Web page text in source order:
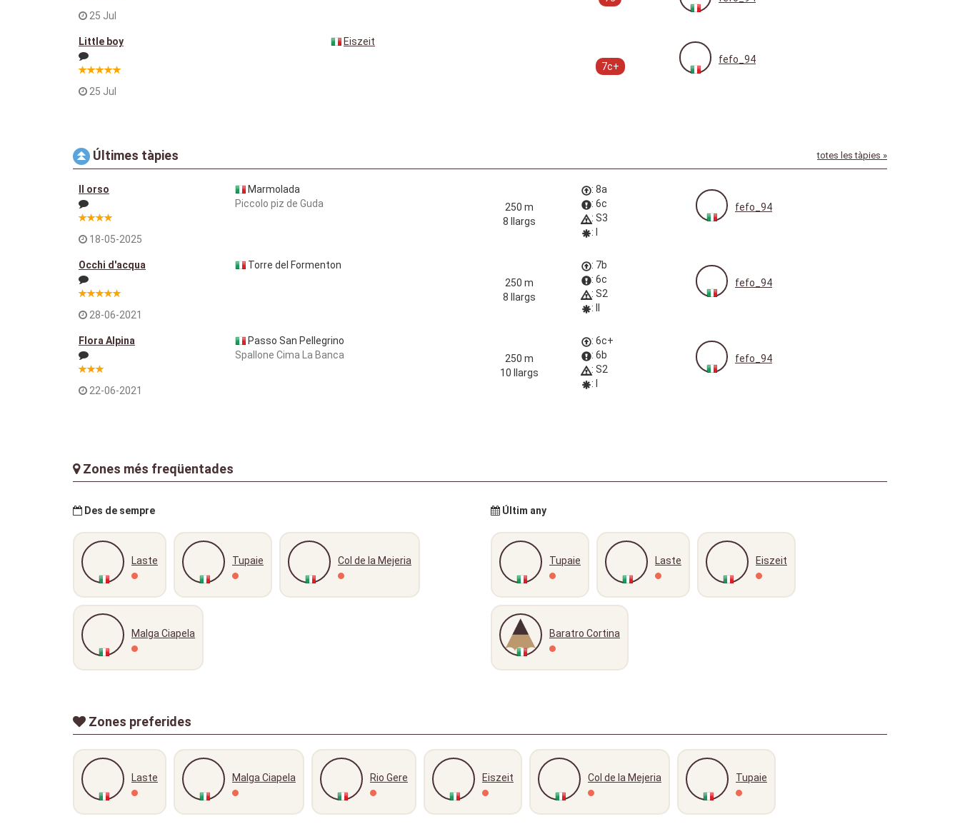
25 Jul
Little boy
25 Jul
Eiszeit
7c+
fefo_94
Últimes tàpies totes les tàpies »
Il orso
18-05-2025
Marmolada
Piccolo piz de Guda
250 m
8 llargs
: 8a
: 6c
: S3
: I
fefo_94
Occhi d'acqua
28-06-2021
Torre del Formenton
250 m
8 llargs
: 7b
: 6c
: S2
: II
fefo_94
Flora Alpina
22-06-2021
Passo San Pellegrino
Spallone Cima La Banca
250 m
10 llargs
: 6c+
: 6b
: S2
: I
fefo_94
Zones més freqüentades
Des de sempre
Laste Tupaie Col de la Mejeria
Malga Ciapela
Últim any
Tupaie Laste Eiszeit
Baratro Cortina
Zones preferides
Laste Malga Ciapela Rio Gere Eiszeit Col de la Mejeria Tupaie